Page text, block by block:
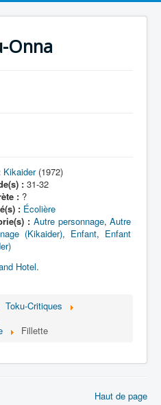
Onna
(人造 人間
Kikaider(1972)
: 31-32
: ?
: Écolière
: Autre personnage,Autre
(Kikaider), Enfant, Enfant
Hotel.
Toku-Critiques
Fillette
Haut de page